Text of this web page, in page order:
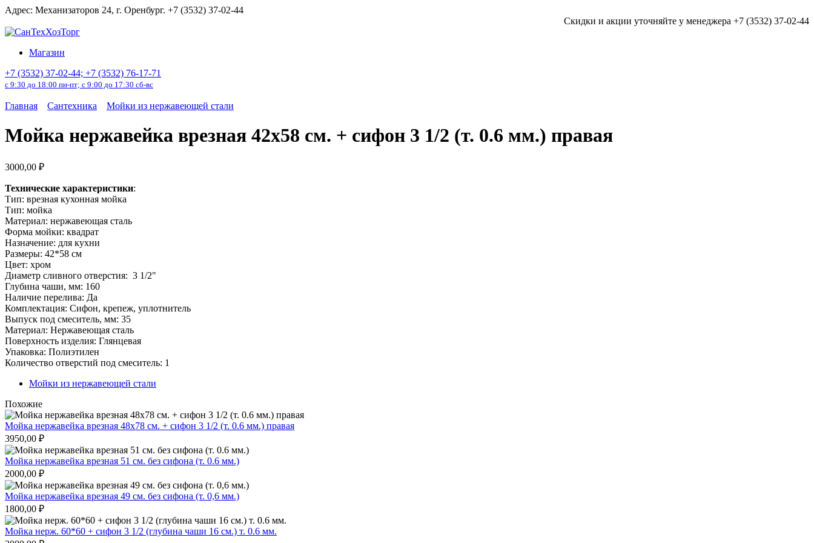
Перейти
содержанию
Адрес: Механизаторов 24, г. Оренбург. +7 (3532) 37-02-44
Скидки и акции уточняйте у менеджера +7 (3532) 37-02-44
Магазин
+7 (3532) 37-02-44; +7 (3532) 76-17-71
с 9:30 до 18:00 пн-пт; с 9:00 до 17:30 сб-вс
Главная Сантехника Мойки из нержавеющей стали
Мойка нержавейка врезная 42х58 см. + сифон 3 1/2 (т. 0.6 мм.) правая
3000,00 ₽
Технические характеристики:
Тип: врезная кухонная мойка
Тип: мойка
Материал: нержавеющая сталь
Форма мойки: квадрат
Назначение: для кухни
Размеры: 42*58 см
Цвет: хром
Диаметр сливного отверстия: 3 1/2"
Глубина чаши, мм: 160
Наличие перелива: Да
Комплектация: Сифон, крепеж, уплотнитель
Выпуск под смеситель, мм: 35
Материал: Нержавеющая сталь
Поверхность изделия: Глянцевая
Упаковка: Полиэтилен
Количество отверстий под смеситель: 1
Мойки из нержавеющей стали
Похожие
Мойка нержавейка врезная 48х78 см. + сифон 3 1/2 (т. 0.6 мм.) правая
3950,00 ₽
Мойка нержавейка врезная 51 см. без сифона (т. 0.6 мм.)
2000,00 ₽
Мойка нержавейка врезная 49 см. без сифона (т. 0,6 мм.)
1800,00 ₽
Мойка нерж. 60*60 + сифон 3 1/2 (глубина чаши 16 см.) т. 0.6 мм.